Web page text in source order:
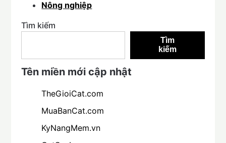
Nông nghiệp
Tìm kiếm
Tìm
kiếm
Tên miền mới cập nhật
TheGioiCat.com
MuaBanCat.com
KyNangMem.vn